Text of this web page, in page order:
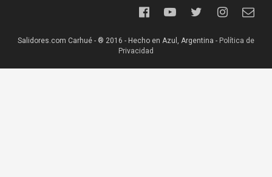
Salidores.com Carhué - ® 2016 - Hecho en Azul, Argentina - Política de
Privacidad